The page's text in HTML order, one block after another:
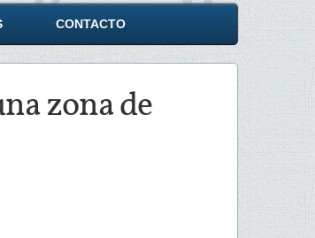
CONTACTO
zona de